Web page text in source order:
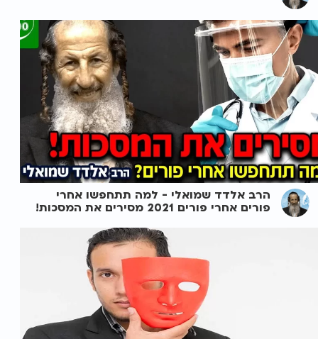
הרב אלדד שמואלי - למה תתחפשו אחרי
פורים אחרי פורים 2021 מסירים את המסכות!